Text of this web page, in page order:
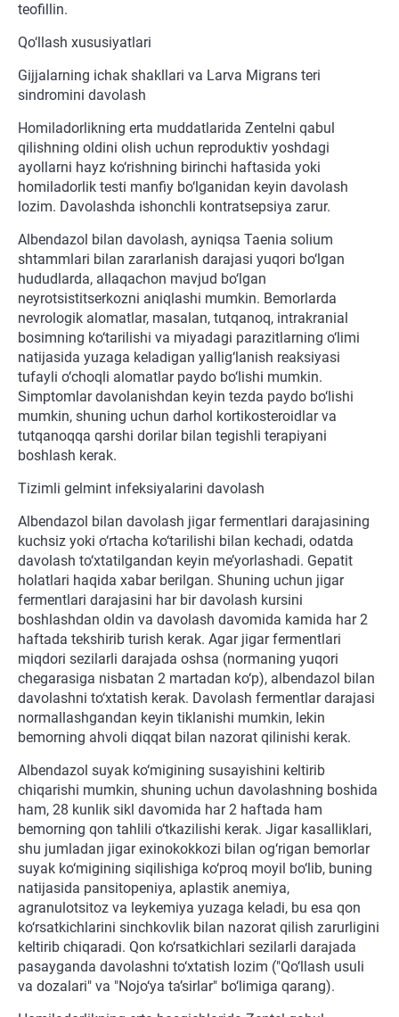
teofillin.
Qo‘llash xususiyatlari
Gijjalarning ichak shakllari va Larva Migrans teri
sindromini davolash
Homiladorlikning erta muddatlarida Zentelni qabul
qilishning oldini olish uchun reproduktiv yoshdagi
ayollarni hayz ko‘rishning birinchi haftasida yoki
homiladorlik testi manfiy bo‘lganidan keyin davolash
lozim. Davolashda ishonchli kontratsepsiya zarur.
Albendazol bilan davolash, ayniqsa Taenia solium
shtammlari bilan zararlanish darajasi yuqori bo‘lgan
hududlarda, allaqachon mavjud bo‘lgan
neyrotsistitserkozni aniqlashi mumkin. Bemorlarda
nevrologik alomatlar, masalan, tutqanoq, intrakranial
bosimning ko‘tarilishi va miyadagi parazitlarning o‘limi
natijasida yuzaga keladigan yallig‘lanish reaksiyasi
tufayli o‘choqli alomatlar paydo bo‘lishi mumkin.
Simptomlar davolanishdan keyin tezda paydo bo‘lishi
mumkin, shuning uchun darhol kortikosteroidlar va
tutqanoqqa qarshi dorilar bilan tegishli terapiyani
boshlash kerak.
Tizimli gelmint infeksiyalarini davolash
Albendazol bilan davolash jigar fermentlari darajasining
kuchsiz yoki o‘rtacha ko‘tarilishi bilan kechadi, odatda
davolash to‘xtatilgandan keyin me’yorlashadi. Gepatit
holatlari haqida xabar berilgan. Shuning uchun jigar
fermentlari darajasini har bir davolash kursini
boshlashdan oldin va davolash davomida kamida har 2
haftada tekshirib turish kerak. Agar jigar fermentlari
miqdori sezilarli darajada oshsa (normaning yuqori
chegarasiga nisbatan 2 martadan ko‘p), albendazol bilan
davolashni to‘xtatish kerak. Davolash fermentlar darajasi
normallashgandan keyin tiklanishi mumkin, lekin
bemorning ahvoli diqqat bilan nazorat qilinishi kerak.
Albendazol suyak ko‘migining susayishini keltirib
chiqarishi mumkin, shuning uchun davolashning boshida
ham, 28 kunlik sikl davomida har 2 haftada ham
bemorning qon tahlili o‘tkazilishi kerak. Jigar kasalliklari,
shu jumladan jigar exinokokkozi bilan og‘rigan bemorlar
suyak ko‘migining siqilishiga ko‘proq moyil bo‘lib, buning
natijasida pansitopeniya, aplastik anemiya,
agranulotsitoz va leykemiya yuzaga keladi, bu esa qon
ko‘rsatkichlarini sinchkovlik bilan nazorat qilish zarurligini
keltirib chiqaradi. Qon ko‘rsatkichlari sezilarli darajada
pasayganda davolashni to‘xtatish lozim ("Qo‘llash usuli
va dozalari" va "Nojo‘ya ta’sirlar" bo‘limiga qarang).